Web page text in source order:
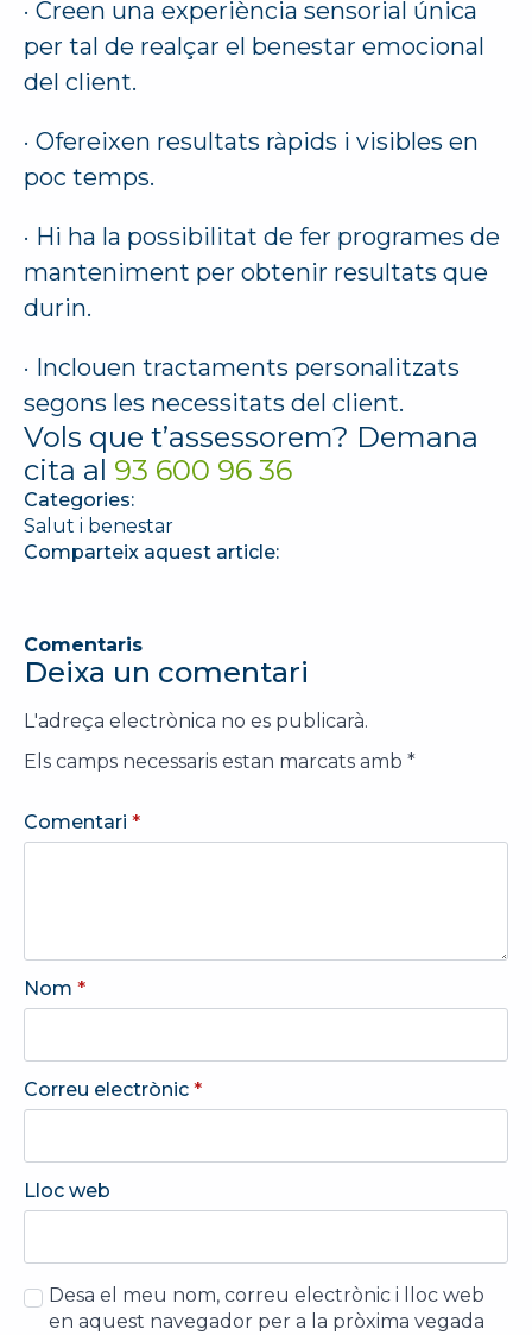
· Creen una experiència sensorial única
per tal de realçar el benestar emocional
del client.
· Ofereixen resultats ràpids i visibles en
poc temps.
· Hi ha la possibilitat de fer programes de
manteniment per obtenir resultats que
durin.
· Inclouen tractaments personalitzats
segons les necessitats del client.
Vols que t’assessorem? Demana
cita al 93 600 96 36
Categories:
Salut i benestar
Comparteix aquest article:
Comentaris
Deixa un comentari
L'adreça electrònica no es publicarà.
Els camps necessaris estan marcats amb *
Comentari *
Nom *
Correu electrònic *
Lloc web
Desa el meu nom, correu electrònic i lloc web
en aquest navegador per a la pròxima vegada